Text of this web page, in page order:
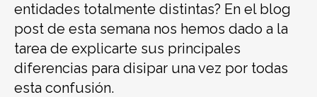
entidades totalmente distintas? En el blog
post de esta semana nos hemos dado a la
tarea de explicarte sus principales
diferencias para disipar una vez por todas
esta confusión.